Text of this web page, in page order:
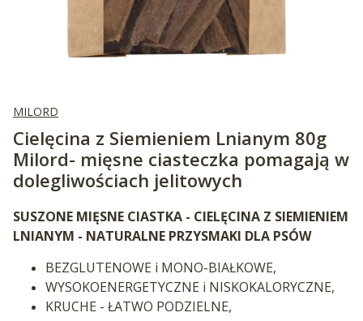
MILORD
Cielęcina z Siemieniem Lnianym 80g
Milord- mięsne ciasteczka pomagają w
dolegliwościach jelitowych
SUSZONE MIĘSNE CIASTKA - CIELĘCINA Z SIEMIENIEM
LNIANYM - NATURALNE PRZYSMAKI DLA PSÓW
BEZGLUTENOWE i MONO-BIAŁKOWE,
WYSOKOENERGETYCZNE i NISKOKALORYCZNE,
KRUCHE - ŁATWO PODZIELNE,